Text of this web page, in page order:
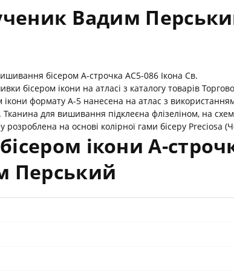
Вадим
бісером А-строчка АС5-086 Ікона Св.
бісером ікони на атласі з каталогу товарів
ікони формату А-5 нанесена на атлас з
для вишивання підклеєна флізеліном, на
на основі колірної гами бісеру Preciosa
ікони А-
Перський